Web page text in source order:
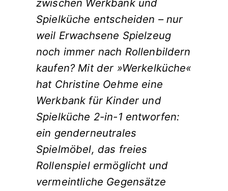
zwischen Werkbank und
Spielküche entscheiden – nur
weil Erwachsene Spielzeug
noch immer nach Rollenbildern
kaufen? Mit der »Werkelküche«
hat Christine Oehme eine
Werkbank für Kinder und
Spielküche 2-in-1 entworfen:
ein genderneutrales
Spielmöbel, das freies
Rollenspiel ermöglicht und
vermeintliche Gegensätze